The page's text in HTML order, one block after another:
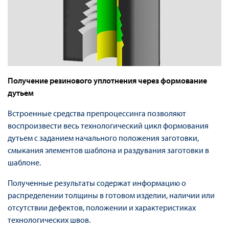
Получение резинового уплотнения через формование
дутьем
Встроенные средства препроцессинга позволяют
воспроизвести весь технологический цикл формования
дутьем с заданием начального положения заготовки,
смыкания элементов шаблона и раздувания заготовки в
шаблоне.
Полученные результаты содержат информацию о
распределении толщины в готовом изделии, наличии или
отсутствии дефектов, положении и характеристиках
технологических швов.